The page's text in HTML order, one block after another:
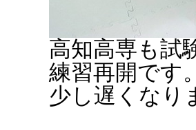
高知高専も試
練習再開です
少し遅くなり